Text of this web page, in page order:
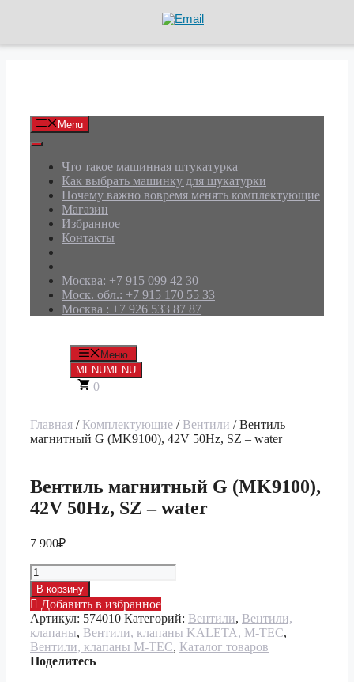
Menu
Что такое машинная штукатурка
Как выбрать машинку для шукатурки
Почему важно вовремя менять комплектующие
Магазин
Избранное
Контакты
Москва: +7 915 099 42 30
Моск. обл.: +7 915 170 55 33
Москва : +7 926 533 87 87
Меню
MENUMENU
0
Главная / Комплектующие / Вентили / Вентиль
магнитный G (MK9100), 42V 50Hz, SZ – water
Вентиль магнитный G (MK9100),
42V 50Hz, SZ – water
7 900₽
Количество
товара
Вентиль
магнитный
G
(MK9100),
42V
50Hz,
В корзину
Добавить в избранное
Артикул: 574010 Категорий: Вентили, Вентили,
клапаны, Вентили, клапаны KALETA, M-TEC,
Вентили, клапаны M-TEC, Каталог товаров
Поделитесь